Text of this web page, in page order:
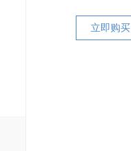
立即购买